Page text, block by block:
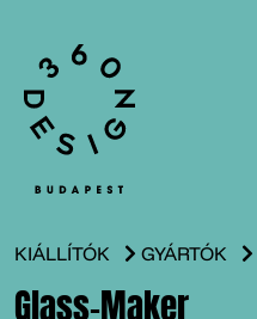
KIÁLLÍTÓK GYÁRTÓK
Glass-Maker